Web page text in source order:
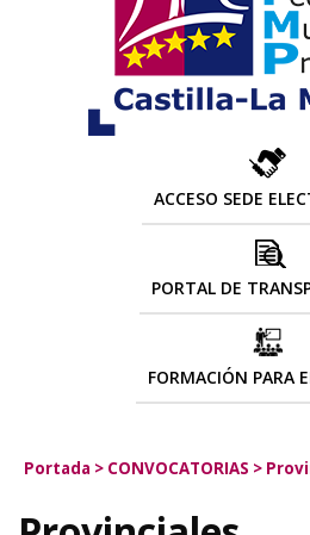
ACCESO SEDE
PORTAL DE
FORMACIÓN PARA
Portada > CONVOCATORIAS >